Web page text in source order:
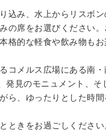
込み、水上からリスボ
の席をお選びください
格的な軽食や飲み物もお
コメルス広場にある南
発見のモニュメント、
ら、ゆったりとした時間
ときをお過ごしくださ